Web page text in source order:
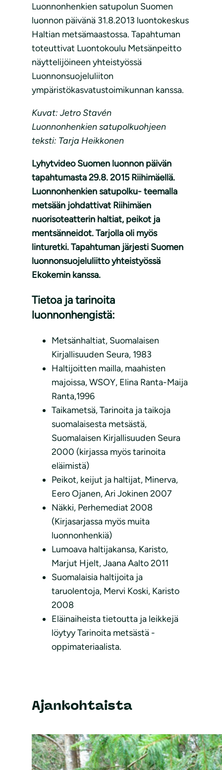
Luonnonhenkien satupolun Suomen
luonnon päivänä 31.8.2013 luontokeskus
Haltian metsämaastossa. Tapahtuman
toteuttivat Luontokoulu Metsänpeitto
näyttelijöineen yhteistyössä
Luonnonsuojeluliiton
ympäristökasvatustoimikunnan kanssa.
Kuvat: Jetro Stavén
Luonnonhenkien satupolkuohjeen
teksti: Tarja Heikkonen
Lyhytvideo Suomen luonnon päivän
tapahtumasta 29.8. 2015 Riihimäellä.
Luonnonhenkien satupolku- teemalla
metsään johdattivat Riihimäen
nuorisoteatterin haltiat, peikot ja
mentsänneidot. Tarjolla oli myös
linturetki. Tapahtuman järjesti Suomen
luonnonsuojeluliitto yhteistyössä
Ekokemin kanssa.
Tietoa ja tarinoita
luonnonhengistä:
Metsänhaltiat, Suomalaisen
Kirjallisuuden Seura, 1983
Haltijoitten mailla, maahisten
majoissa, WSOY, Elina Ranta-Maija
Ranta,1996
Taikametsä, Tarinoita ja taikoja
suomalaisesta metsästä,
Suomalaisen Kirjallisuuden Seura
2000 (kirjassa myös tarinoita
eläimistä)
Peikot, keijut ja haltijat, Minerva,
Eero Ojanen, Ari Jokinen 2007
Näkki, Perhemediat 2008
(Kirjasarjassa myös muita
luonnonhenkiä)
Lumoava haltijakansa, Karisto,
Marjut Hjelt, Jaana Aalto 2011
Suomalaisia haltijoita ja
taruolentoja, Mervi Koski, Karisto
2008
Eläinaiheista tietoutta ja leikkejä
löytyy Tarinoita metsästä -
oppimateriaalista.
Ajankohtaista